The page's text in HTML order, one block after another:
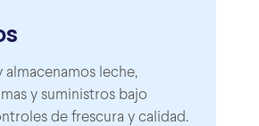
almacenamos leche,
y suministros bajo
de frescura y calidad.